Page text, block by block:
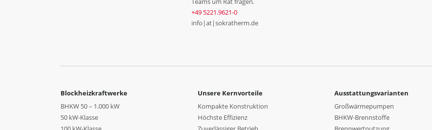
+49 5221.9621-0
info|at|sokratherm.de
Blockheizkraftwerke
BHKW 50 – 1.000 kW
50 kW-Klasse
Unsere Kernvorteile
Kompakte Konstruktion
Höchste Effizienz
Ausstattungsvarianten
Großwärmepumpen
BHKW-Brennstoffe